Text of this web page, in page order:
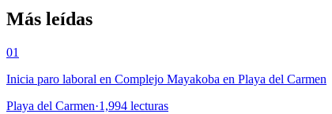
Más leídas
01
Inicia paro laboral en Complejo Mayakoba en Playa del Carmen
Playa del Carmen·1,994 lecturas